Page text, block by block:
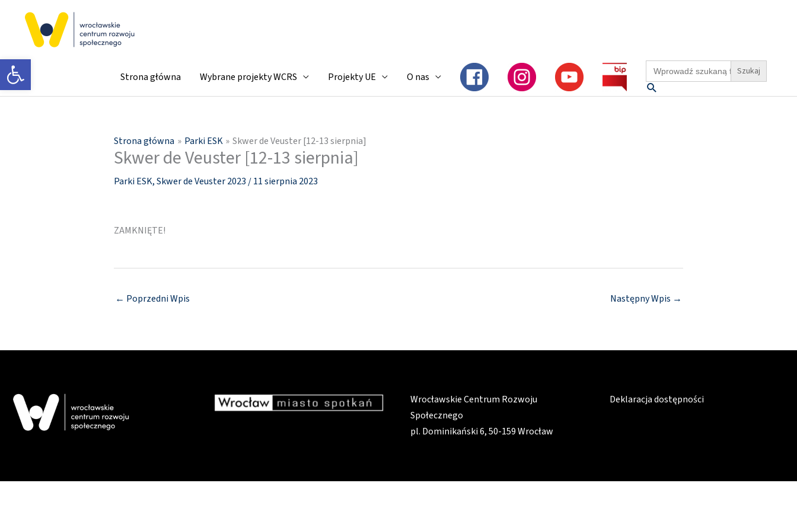
Otwórz pasek narzędzi Strona główna Wybrane projekty WCRS Projekty UE O nas
Search
for:
Szukaj
Strona główna Parki ESK Skwer de Veuster [12-13 sierpnia]
Skwer de Veuster [12-13 sierpnia]
Parki ESK,Skwer de Veuster 2023 /11 sierpnia 2023
ZAMKNIĘTE!
← Poprzedni Wpis Następny Wpis →
Wrocławskie Centrum Rozwoju
Społecznego
pl. Dominikański 6, 50-159 Wrocław
Deklaracja dostępności